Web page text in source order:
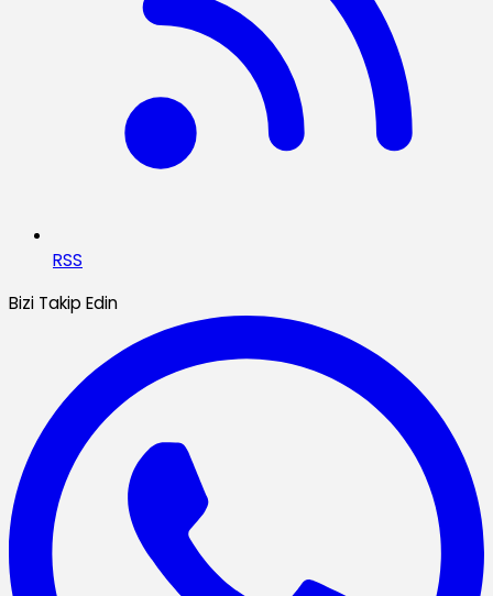
RSS
Bizi Takip Edin